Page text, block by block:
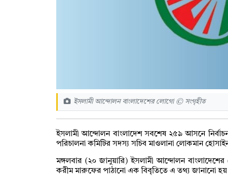
ইসলামী আন্দোলন বাংলাদেশের লোগো © সংগৃহীত
ইসলামী আন্দোলন বাংলাদেশ সবশেষ ২৫৯ আসনে নির্বাচন
পরিচালনা কমিটির সদস্য সচিব মাওলানা লোকমান
মঙ্গলবার (২০ জানুয়ারি) ইসলামী আন্দোলন
করীম মারুফের পাঠানো এক বিবৃতিতে এ তথ্য জানানো